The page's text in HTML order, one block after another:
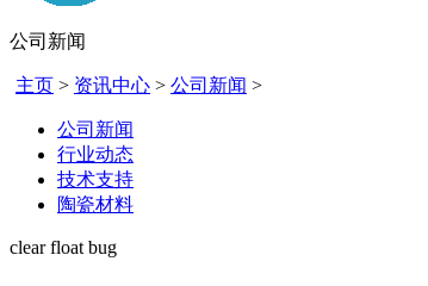
公司新闻
主页 > 资讯中心 > 公司新闻 >
公司新闻
行业动态
技术支持
陶瓷材料
clear float bug